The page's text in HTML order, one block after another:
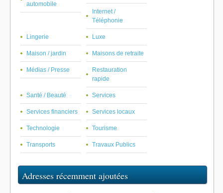
automobile
Internet /
Téléphonie
Lingerie Luxe
Maison / jardin Maisons de retraite
Médias / Presse
Restauration
rapide
Santé / Beauté Services
Services financiers Services locaux
Technologie Tourisme
Transports Travaux Publics
Adresses récemment ajoutées